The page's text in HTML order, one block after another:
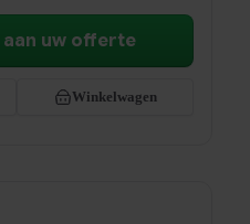
Winkelwagen
aan uw offerte